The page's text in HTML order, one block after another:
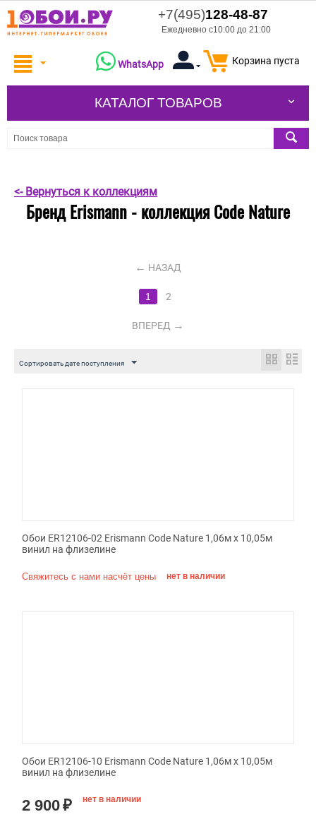
+7(495)128-48-87
Ежедневно с10:00 до 21:00
Корзина пуста
WhatsApp
КАТАЛОГ ТОВАРОВ
<- Вернуться к коллекциям
Бренд Erismann - коллекция Code Nature
НАЗАД
1 2
ВПЕРЕД
Сортировать дате поступления
Обои ER12106-02 Erismann Code Nature 1,06м х 10,05м
винил на флизелине
Свяжитесь с нами насчёт цены нет в наличии
Обои ER12106-10 Erismann Code Nature 1,06м х 10,05м
винил на флизелине
2 900₽ нет в наличии